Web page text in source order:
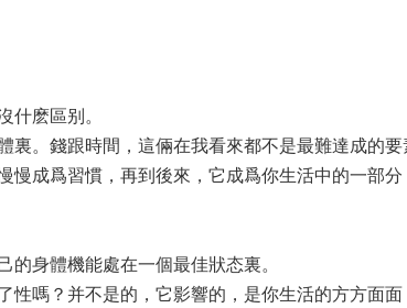
麽區别。
。錢跟時間，這倆在我看來都不是最難達成的要
成爲習慣，再到後來，它成爲你生活中的一部分
身體機能處在一個最佳狀态裏。
性嗎？并不是的，它影響的，是你生活的方方面面